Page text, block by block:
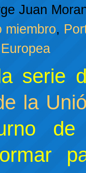
Juan
miembro,
serie
la